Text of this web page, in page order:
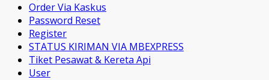
Order Via Kaskus
Password Reset
Register
STATUS KIRIMAN VIA MBEXPRESS
Tiket Pesawat & Kereta Api
User